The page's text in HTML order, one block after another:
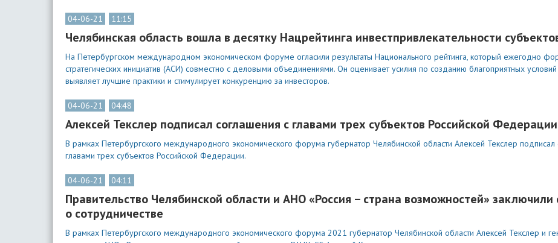
04-06-21 11:15
Челябинская область вошла в десятку Нацрейтинга инвестпривлекательности
На Петербургском международном экономическом форуме огласили результаты Национального рейтинга, который ежегодно
стратегических инициатив (АСИ) совместно с деловыми объединениями. Он оценивает усилия по созданию благоприятных
выявляет лучшие практики и стимулирует конкуренцию за инвесторов.
04-06-21 04:48
Алексей Текслер подписал соглашения с главами трех субъектов Российской Федерации
В рамках Петербургского международного экономического форума губернатор Челябинской области Алексей Текслер подписал
главами трех субъектов Российской Федерации.
04-06-21 04:11
Правительство Челябинской области и АНО «Россия – страна возможностей» заключили
о сотрудничестве
В рамках Петербургского международного экономического форума 2021 губернатор Челябинской области Алексей Текслер и